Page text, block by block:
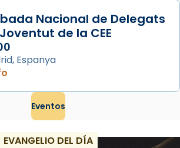
Nacional de Delegats
de la CEE
Espanya
Eventos
EVANGELIO DEL DÍA